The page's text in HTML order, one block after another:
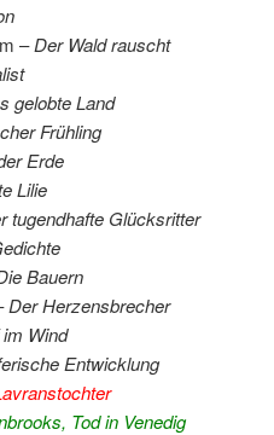
–Der Wald rauscht
gelobte Land
Frühling
Erde
Lilie
tugendhafte Glücksritter
Bauern
Der Herzensbrecher
Wind
Entwicklung
Tod in Venedig